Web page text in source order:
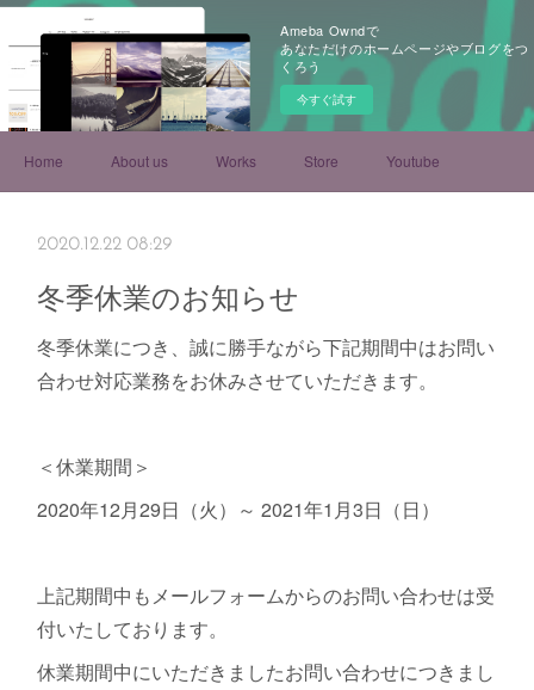
Ameba Owndで
あなただけのホームページやブログをつ
くろう
今すぐ試す
Home About us Works Store Youtube
2020.12.22 08:29
冬季休業のお知らせ
冬季休業につき、誠に勝手ながら下記期間中はお問い
合わせ対応業務をお休みさせていただきます。
＜休業期間＞
2020年12月29日（火）～ 2021年1月3日（日）
上記期間中もメールフォームからのお問い合わせは受
付いたしております。
休業期間中にいただきましたお問い合わせにつきまし